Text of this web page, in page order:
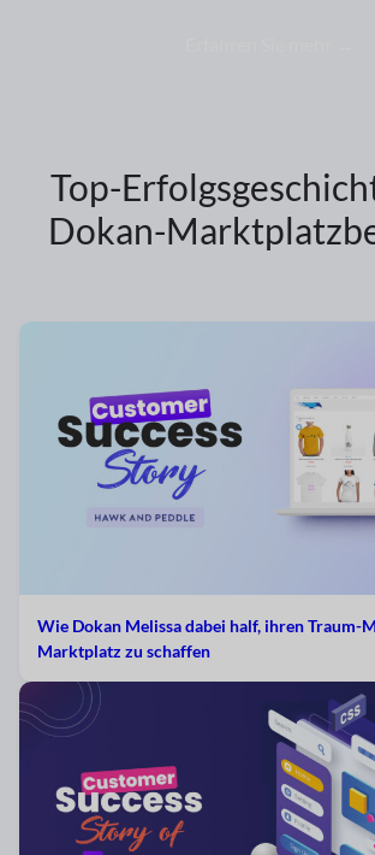
Top-
Dokan-
Wie Dokan Melissa dabei half, ihren Traum-
Marktplatz zu schaffen